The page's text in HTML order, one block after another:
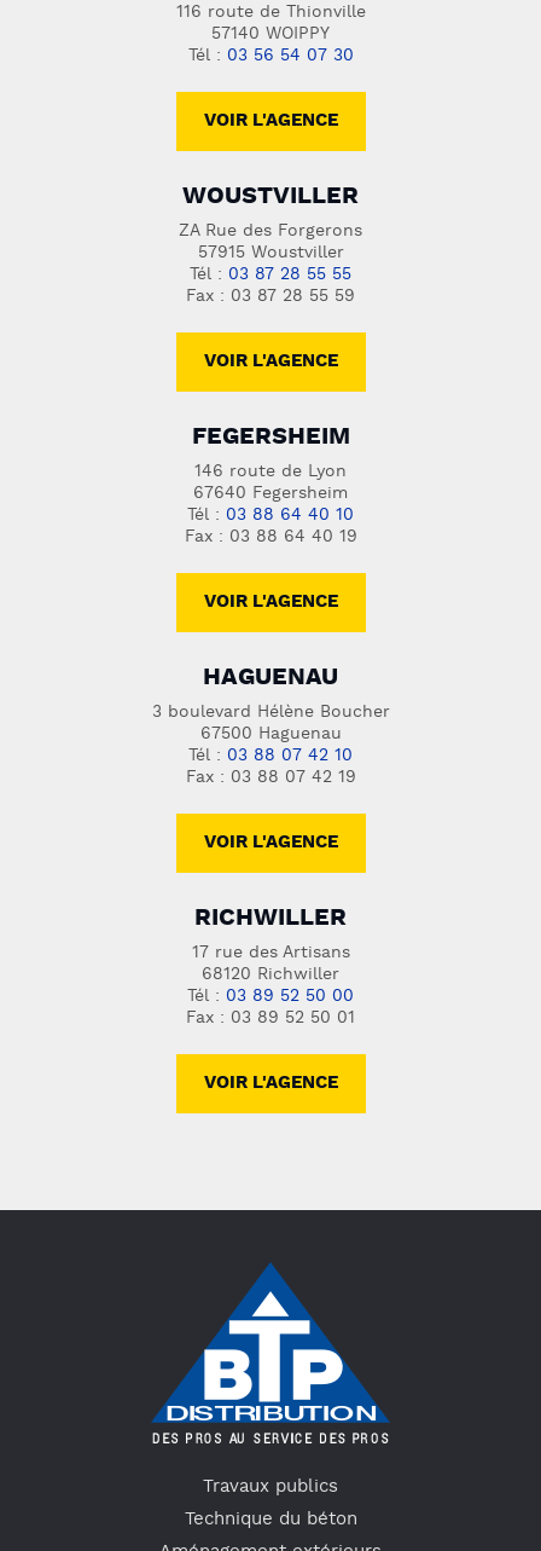
116 route de Thionville
57140 WOIPPY
Tél : 03 56 54 07 30
VOIR L'AGENCE
WOUSTVILLER
ZA Rue des Forgerons
57915 Woustviller
Tél : 03 87 28 55 55
Fax : 03 87 28 55 59
VOIR L'AGENCE
FEGERSHEIM
146 route de Lyon
67640 Fegersheim
Tél : 03 88 64 40 10
Fax : 03 88 64 40 19
VOIR L'AGENCE
HAGUENAU
3 boulevard Hélène Boucher
67500 Haguenau
Tél : 03 88 07 42 10
Fax : 03 88 07 42 19
VOIR L'AGENCE
RICHWILLER
17 rue des Artisans
68120 Richwiller
Tél : 03 89 52 50 00
Fax : 03 89 52 50 01
VOIR L'AGENCE
Travaux publics
Technique du béton